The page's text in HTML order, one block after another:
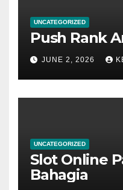
UNCATEGORIZED
Push Rank
JUNE 2, 2026
UNCATEGORIZED
Slot Online
Bahagia